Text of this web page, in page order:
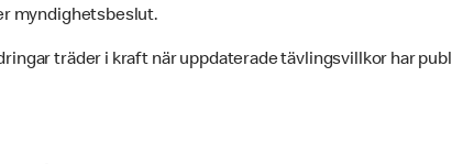
myndighetsbeslut.
träder i kraft när uppdaterade tävlingsvillkor har